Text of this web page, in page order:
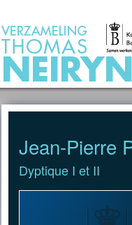
Jean-Pierre
Dyptique I et II